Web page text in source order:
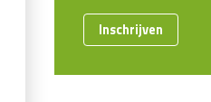
Inschrijven